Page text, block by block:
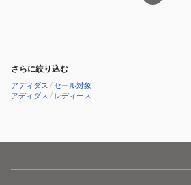
ツ
ー
360
ア
さらに絞り込む
アディダス /セール対象
アディダス / レディース